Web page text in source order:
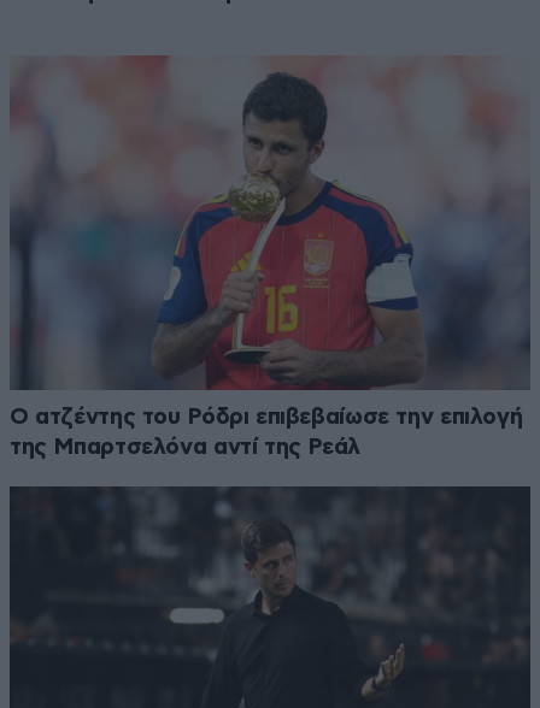
Ο ατζέντης του Ρόδρι επιβεβαίωσε την επιλογή
της Μπαρτσελόνα αντί της Ρεάλ